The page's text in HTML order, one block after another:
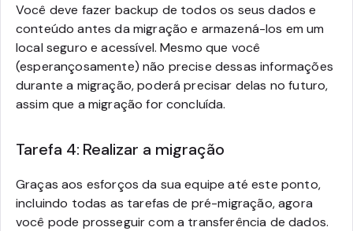
Você deve fazer backup de todos os seus dados e
conteúdo antes da migração e armazená-los em um
local seguro e acessível. Mesmo que você
(esperançosamente) não precise dessas informações
durante a migração, poderá precisar delas no futuro,
assim que a migração for concluída.
Tarefa 4: Realizar a migração
Graças aos esforços da sua equipe até este ponto,
incluindo todas as tarefas de pré-migração, agora
você pode prosseguir com a transferência de dados.